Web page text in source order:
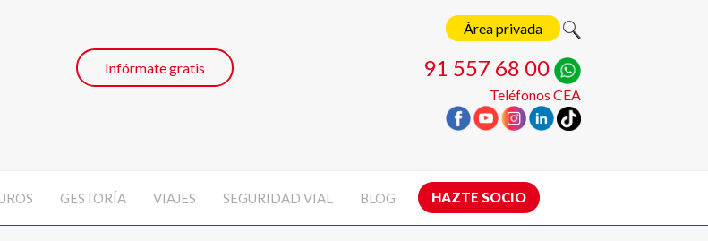
Área privada
91 557 68 00
Teléfonos CEA
Infórmate gratis
GESTORÍA VIAJES SEGURIDAD VIAL BLOG HAZTE SOCIO